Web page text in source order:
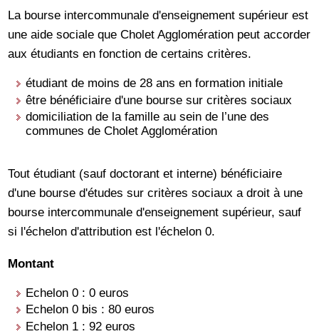
La bourse intercommunale d'enseignement supérieur est
une aide sociale que Cholet Agglomération peut accorder
aux étudiants en fonction de certains critères.
étudiant de moins de 28 ans en formation initiale
être bénéficiaire d'une bourse sur critères sociaux
domiciliation de la famille au sein de l’une des
communes de Cholet Agglomération
Tout étudiant (sauf doctorant et interne) bénéficiaire
d'une bourse d'études sur critères sociaux a droit à une
bourse intercommunale d'enseignement supérieur, sauf
si l'échelon d'attribution est l'échelon 0.
Montant
Echelon 0 : 0 euros
Echelon 0 bis : 80 euros
Echelon 1 : 92 euros